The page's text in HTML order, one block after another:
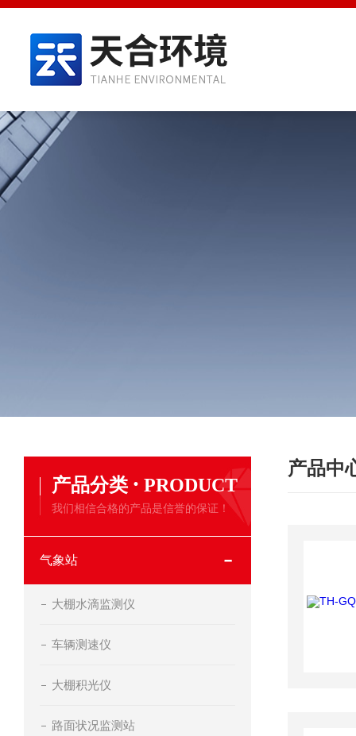
产品分类 · PRODUCT
我们相信合格的产品是信誉的保证！
气象站
大棚水滴监测仪
车辆测速仪
大棚积光仪
路面状况监测站
产品中